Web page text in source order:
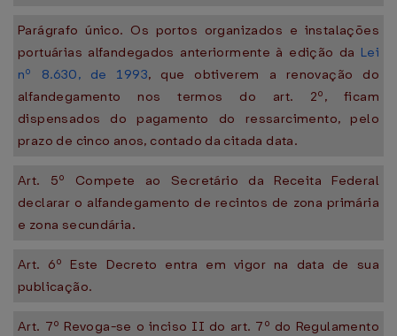
Parágrafo único. Os portos organizados e instalações
portuárias alfandegados anteriormente à edição da Lei
nº 8.630, de 1993, que obtiverem a renovação do
alfandegamento nos termos do art. 2º, ficam
dispensados do pagamento do ressarcimento, pelo
prazo de cinco anos, contado da citada data.
Art. 5º Compete ao Secretário da Receita Federal
declarar o alfandegamento de recintos de zona primária
e zona secundária.
Art. 6º Este Decreto entra em vigor na data de sua
publicação.
Art. 7º Revoga-se o inciso II do art. 7º do Regulamento